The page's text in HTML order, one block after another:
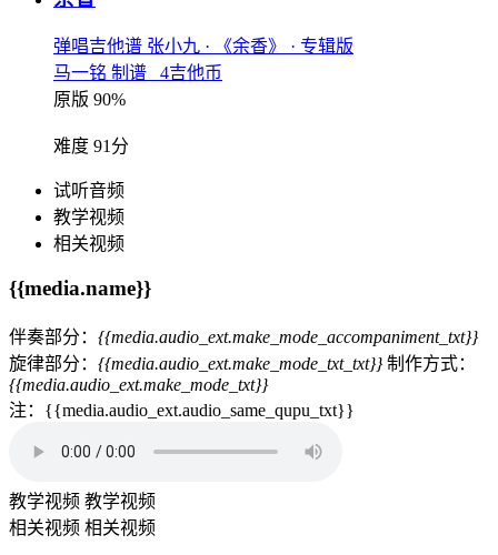
弹唱吉他谱 张小九 · 《余香》
· 专辑版
马一铭 制谱 4吉他币
原版 90%
难度 91分
试听音频
教学视频
相关视频
{{media.name}}
伴奏部分： {{media.audio_ext.make_mode_accompaniment_txt}}
旋律部分： {{media.audio_ext.make_mode_txt_txt}} 制作方式：
{{media.audio_ext.make_mode_txt}}
注：{{media.audio_ext.audio_same_qupu_txt}}
教学视频 教学视频
相关视频 相关视频